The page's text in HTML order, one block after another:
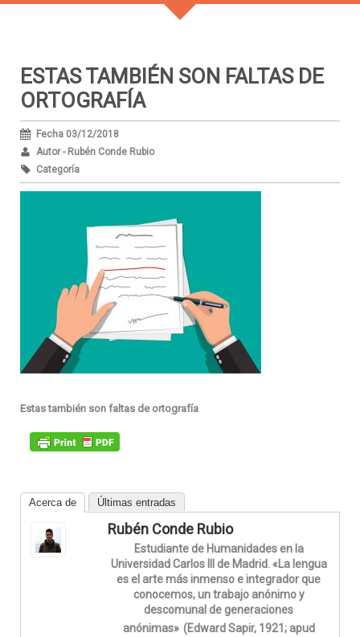
ESTAS TAMBIÉN SON FALTAS DE
ORTOGRAFÍA
Fecha 03/12/2018
Autor - Rubén Conde Rubio
Categoría
Estas también son faltas de ortografía
Acerca de Últimas entradas
Rubén Conde Rubio
Estudiante de Humanidades en la
Universidad Carlos III de Madrid. «La lengua
es el arte más inmenso e integrador que
conocemos, un trabajo anónimo y
descomunal de generaciones
anónimas» (Edward Sapir, 1921; apud